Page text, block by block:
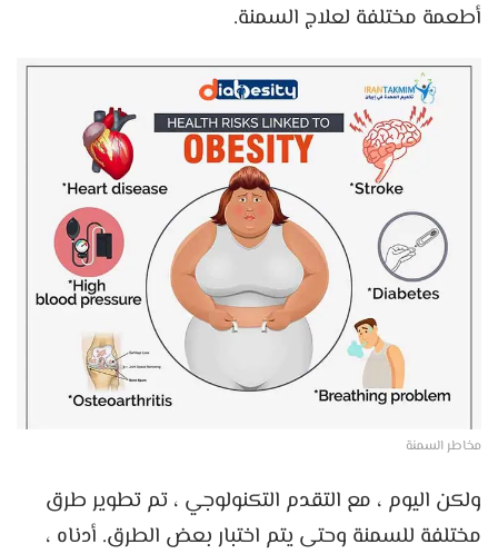
أطعمة مختلفة لعلاج السمنة.
مخاطر السمنة
ولكن اليوم ، مع التقدم التكنولوجي ، تم تطوير طرق
مختلفة للسمنة وحتى يتم اختبار بعض الطرق. أدناه ،